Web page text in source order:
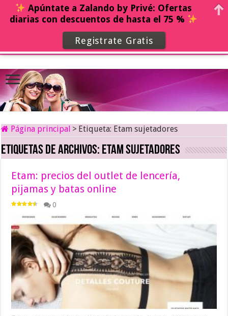
Página principal > Etiqueta: Etam sujetadores
Etiquetas de archivos: Etam sujetadores
Etam: precios del outlet de lencería,
pijamas y batas online
0
Apúntate a Zalando by Privé: Ofertas
diarias con descuentos de hasta el 75 %
Registrate Gratis